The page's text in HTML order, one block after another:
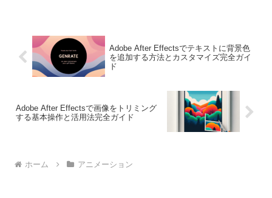
Adobe After Effectsでテキストに背景色
を追加する方法とカスタマイズ完全ガイ
ド
Adobe After Effectsで画像をトリミング
する基本操作と活用法完全ガイド
ホーム アニメーション